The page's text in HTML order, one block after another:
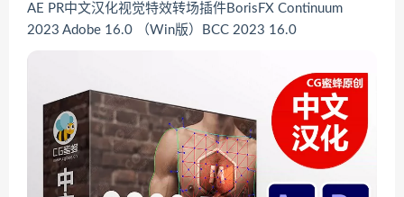
AE PR中文汉化视觉特效转场插件BorisFX Continuum
2023 Adobe 16.0 （Win版）BCC 2023 16.0